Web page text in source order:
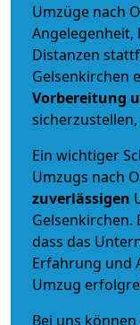
Umzüge nach
Angelegenheit,
Distanzen
Gelsenkirchen
Vorbereitung
sicherzustellen,
Ein wichtiger
Umzugs nach
zuverlässigen
Gelsenkirchen.
dass das
Erfahrung und
Umzug
Bei uns können